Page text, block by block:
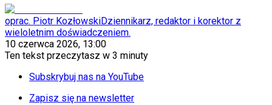
Finanse
KSEF
Auto
Aktualności
Auta ekologiczne
Automotive
Jednoślady
Drogi
oprac. Piotr KozłowskiDziennikarz, redaktor i korektor z
wieloletnim doświadczeniem.
10 czerwca 2026, 13:00
Ten tekst przeczytasz w 3 minuty
Subskrybuj nas na YouTube
Zapisz się na newsletter